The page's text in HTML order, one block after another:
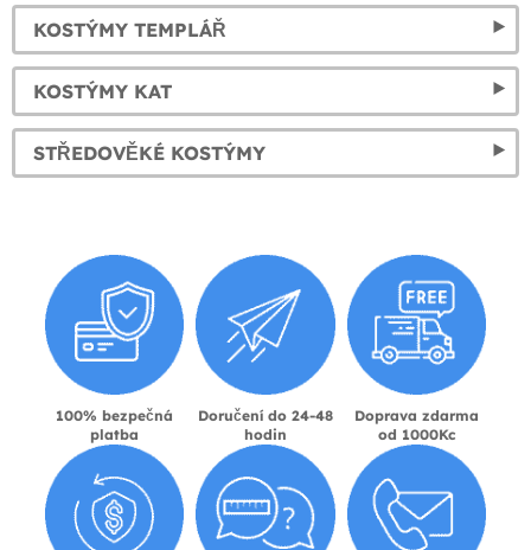
KOSTÝMY TEMPLÁŘ
KOSTÝMY KAT
STŘEDOVĚKÉ KOSTÝMY
100% bezpečná
platba
Doručení do 24-48
hodin
Doprava zdarma
od 1000Kc